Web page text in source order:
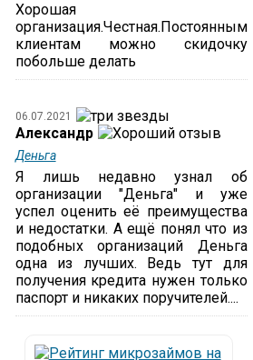
Хорошая
организация.Честная.Постоянным
клиентам можно скидочку
побольше делать
06.07.2021
Александр
Деньга
Я лишь недавно узнал об
организации "Деньга" и уже
успел оценить её преимущества
и недостатки. А ещё понял что из
подобных организаций Деньга
одна из лучших. Ведь тут для
получения кредита нужен только
паспорт и никаких поручителей....